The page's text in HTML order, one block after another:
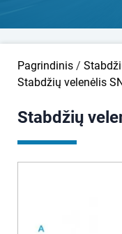
Pagrindinis /
Stabdžių velenėlis
Stabdžių